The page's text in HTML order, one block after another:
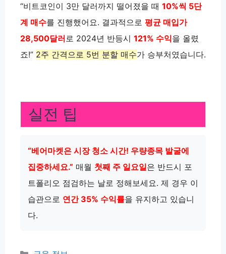
“비트코인이 3만 달러까지 떨어졌을 때 10%씩 5단
계 매수를 진행했어요. 결과적으로 평균 매입가
28,500달러 로 2024년 반등시 121% 수익을 올렸
죠!” 2주 간격으로 5번 분할 매수가 승부처였습니다.
실전 팁
“베어마켓은 시장 청소 시간! 우량종목 발굴에
집중하세요.” 매월 첫째 주 일요일은 반드시 포
트폴리오 점검하는 날로 정해보세요. 제 경우 이
습관으로 연간 35% 수익률을 유지하고 있습니
다.